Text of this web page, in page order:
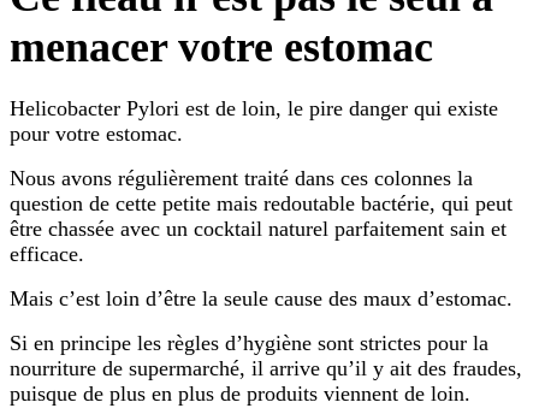
menacer votre estomac
Helicobacter Pylori est de loin, le pire danger qui existe
pour votre estomac.
Nous avons régulièrement traité dans ces colonnes la
question de cette petite mais redoutable bactérie, qui peut
être chassée avec un cocktail naturel parfaitement sain et
efficace.
Mais c’est loin d’être la seule cause des maux d’estomac.
Si en principe les règles d’hygiène sont strictes pour la
nourriture de supermarché, il arrive qu’il y ait des fraudes,
puisque de plus en plus de produits viennent de loin.